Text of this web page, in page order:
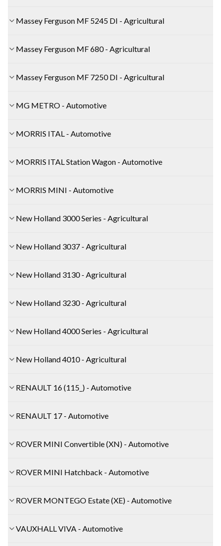
Massey Ferguson MF 5245 DI - Agricultural
Massey Ferguson MF 680 - Agricultural
Massey Ferguson MF 7250 DI - Agricultural
MG METRO - Automotive
MORRIS ITAL - Automotive
MORRIS ITAL Station Wagon - Automotive
MORRIS MINI - Automotive
New Holland 3000 Series - Agricultural
New Holland 3037 - Agricultural
New Holland 3130 - Agricultural
New Holland 3230 - Agricultural
New Holland 4000 Series - Agricultural
New Holland 4010 - Agricultural
RENAULT 16 (115_) - Automotive
RENAULT 17 - Automotive
ROVER MINI Convertible (XN) - Automotive
ROVER MINI Hatchback - Automotive
ROVER MONTEGO Estate (XE) - Automotive
VAUXHALL VIVA - Automotive